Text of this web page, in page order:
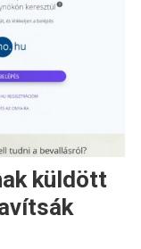
küldött